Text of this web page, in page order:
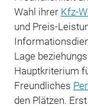
Wahl ihrer Kfz-
und Preis-
Lage
Hauptkriterium
Freundliches
den Plätzen.